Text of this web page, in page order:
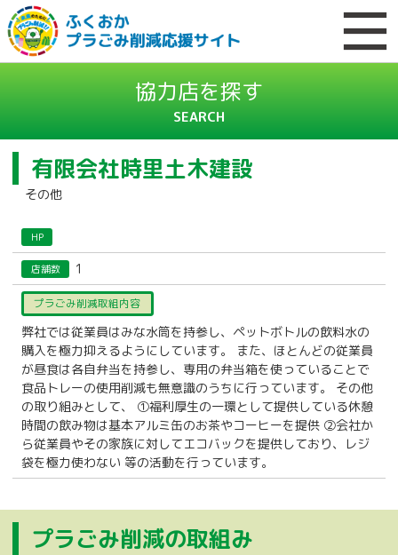
協力店を探す
SEARCH
有限会社時里土木建設
その他
HP
店舗数 1
プラごみ削減取組内容
弊社では従業員はみな水筒を持参し、ペットボトルの飲料水の
購入を極力抑えるようにしています。 また、ほとんどの従業員
が昼食は各自弁当を持参し、専用の弁当箱を使っていることで
食品トレーの使用削減も無意識のうちに行っています。 その他
の取り組みとして、 ①福利厚生の一環として提供している休憩
時間の飲み物は基本アルミ缶のお茶やコーヒーを提供 ②会社か
ら従業員やその家族に対してエコバックを提供しており、レジ
袋を極力使わない 等の活動を行っています。
プラごみ削減の取組み